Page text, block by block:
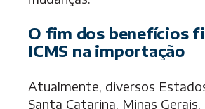
O fim dos benefícios
ICMS na importação
Atualmente, diversos
Santa Catarina, Minas